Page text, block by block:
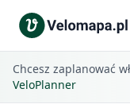
Chcesz zaplanować
VeloPlanner